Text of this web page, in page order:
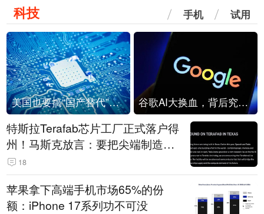
科技 手机 试用
美国也要搞“国产替代”？先算清三笔账 谷歌AI大换血，背后究竟发生了什么？
特斯拉Terafab芯片工厂正式落户得
州！马斯克放言：要把尖端制造带
回美国
18
苹果拿下高端手机市场65%的份
额：iPhone 17系列功不可没